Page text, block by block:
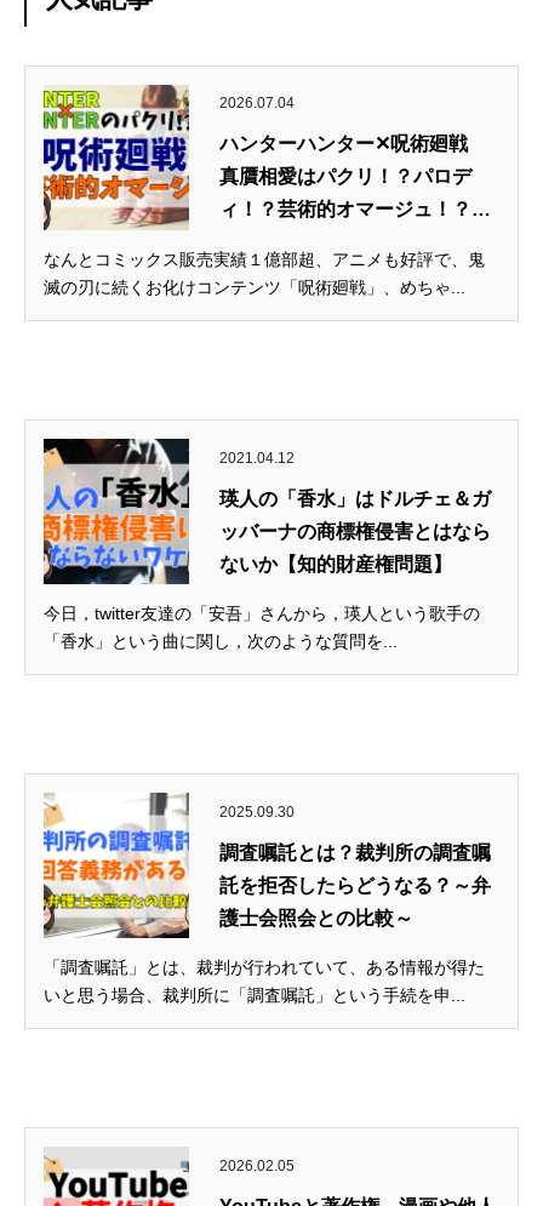
2026.07.04
ハンターハンター✕呪術廻戦
真贋相愛はパクリ！？パロデ
ィ！？芸術的オマージュ！？
なんとコミックス販売実績１億部超、アニメも好評で、鬼
滅の刃に続くお化けコンテンツ「呪術廻戦」、めちゃ...
2021.04.12
瑛人の「香水」はドルチェ＆ガ
ッバーナの商標権侵害とはなら
ないか【知的財産権問題】
今日，twitter友達の「安吾」さんから，瑛人という歌手の
「香水」という曲に関し，次のような質問を...
2025.09.30
調査嘱託とは？裁判所の調査嘱
託を拒否したらどうなる？～弁
護士会照会との比較～
「調査嘱託」とは、裁判が行われていて、ある情報が得た
いと思う場合、裁判所に「調査嘱託」という手続を申...
2026.02.05